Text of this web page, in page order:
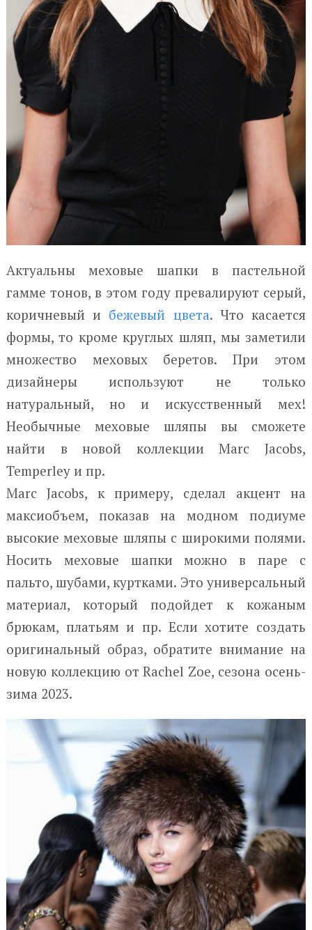
Актуальны меховые шапки в пастельной
гамме тонов, в этом году превалируют серый,
коричневый и бежевый цвета. Что касается
формы, то кроме круглых шляп, мы заметили
множество меховых беретов. При этом
дизайнеры используют не только
натуральный, но и искусственный мех!
Необычные меховые шляпы вы сможете
найти в новой коллекции Marc Jacobs,
Temperley и пр.
Marc Jacobs, к примеру, сделал акцент на
максиобъем, показав на модном подиуме
высокие меховые шляпы с широкими полями.
Носить меховые шапки можно в паре с
пальто, шубами, куртками. Это универсальный
материал, который подойдет к кожаным
брюкам, платьям и пр. Если хотите создать
оригинальный образ, обратите внимание на
новую коллекцию от Rachel Zoe, сезона осень-
зима 2023.